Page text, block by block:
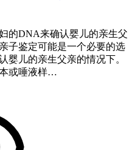
的DNA来确认婴儿的亲生父
子鉴定可能是一个必要的选
婴儿的亲生父亲的情况下。
或唾液样…